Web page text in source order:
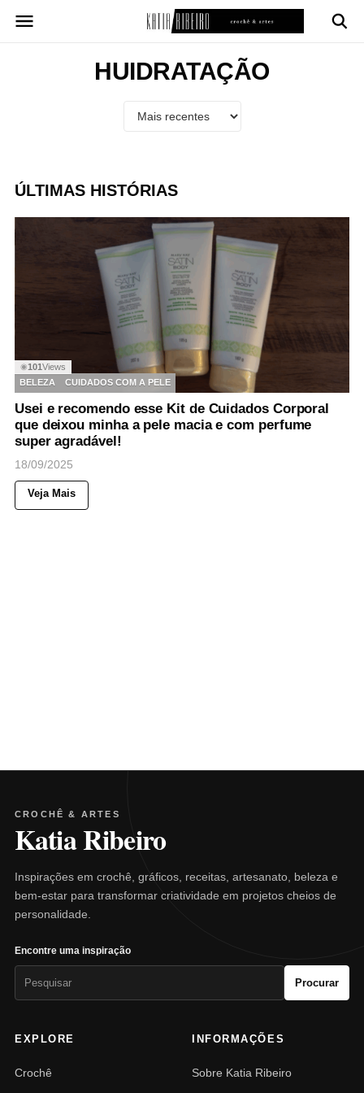
para
HUIDRATAÇÃO
ÚLTIMAS HISTÓRIAS
◉101Views
BELEZA
CUIDADOS COM A PELE
Usei e recomendo esse Kit de Cuidados Corporal
que deixou minha a pele macia e com perfume
super agradável!
18/09/2025
Veja Mais
CROCHÊ & ARTES
Katia Ribeiro
Inspirações em crochê, gráficos, receitas, artesanato, beleza e
bem-estar para transformar criatividade em projetos cheios de
personalidade.
Encontre uma inspiração
Procurar
EXPLORE
Crochê
INFORMAÇÕES
Sobre Katia Ribeiro